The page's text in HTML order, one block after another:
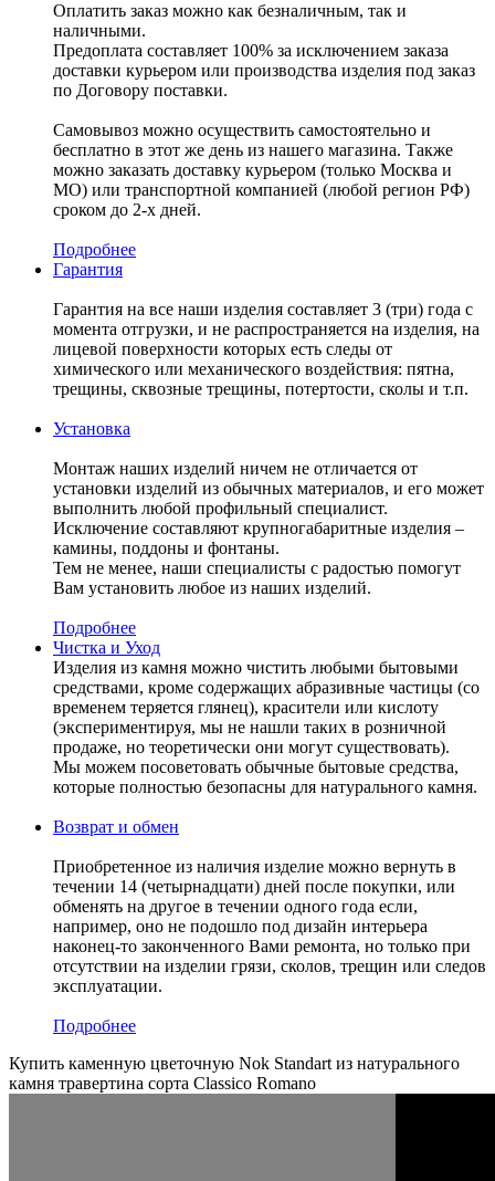
Оплатить заказ можно как безналичным, так и
наличными.
Предоплата составляет 100% за исключением заказа
доставки курьером или производства изделия под заказ
по Договору поставки.
Самовывоз можно осуществить самостоятельно и
бесплатно в этот же день из нашего магазина. Также
можно заказать доставку курьером (только Москва и
МО) или транспортной компанией (любой регион РФ)
сроком до 2-х дней.
Подробнее
Гарантия
Гарантия на все наши изделия составляет 3 (три) года с
момента отгрузки, и не распространяется на изделия, на
лицевой поверхности которых есть следы от
химического или механического воздействия: пятна,
трещины, сквозные трещины, потертости, сколы и т.п.
Установка
Монтаж наших изделий ничем не отличается от
установки изделий из обычных материалов, и его может
выполнить любой профильный специалист.
Исключение составляют крупногабаритные изделия –
камины, поддоны и фонтаны.
Тем не менее, наши специалисты с радостью помогут
Вам установить любое из наших изделий.
Подробнее
Чистка и Уход
Изделия из камня можно чистить любыми бытовыми
средствами, кроме содержащих абразивные частицы (со
временем теряется глянец), красители или кислоту
(экспериментируя, мы не нашли таких в розничной
продаже, но теоретически они могут существовать).
Мы можем посоветовать обычные бытовые средства,
которые полностью безопасны для натурального камня.
Возврат и обмен
Приобретенное из наличия изделие можно вернуть в
течении 14 (четырнадцати) дней после покупки, или
обменять на другое в течении одного года если,
например, оно не подошло под дизайн интерьера
наконец-то законченного Вами ремонта, но только при
отсутствии на изделии грязи, сколов, трещин или следов
эксплуатации.
Подробнее
Купить каменную цветочную Nok Standart из натурального
камня травертина сорта Classico Romano